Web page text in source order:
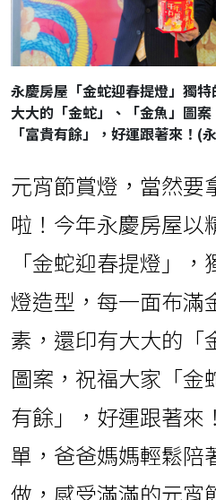
永慶房屋「金蛇迎春提燈」獨
大大的「金蛇」、「金魚」圖
「富貴有餘」，好運跟著來！(
元宵節賞燈，當然要
啦！今年永慶房屋以
「金蛇迎春提燈」
燈造型，每一面布滿
素，還印有大大的「
圖案，祝福大家「金
有餘」，好運跟著來
單，爸爸媽媽輕鬆陪
做，感受滿滿的元宵